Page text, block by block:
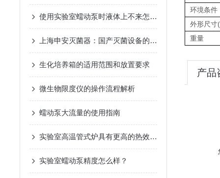
使用实验室蠕动泵时液体上不来怎么办？
上海申安灭菌器：国产灭菌设备的可靠守护者
生化培养箱的适用范围和放置要求
微生物限度仪的操作流程解析
蠕动泵大流量的使用指南
实验室高温管式炉具有更高的热效率和更快的升温速度
实验室蠕动泵精度怎么样？
环境条件
外形尺寸
重量
产品